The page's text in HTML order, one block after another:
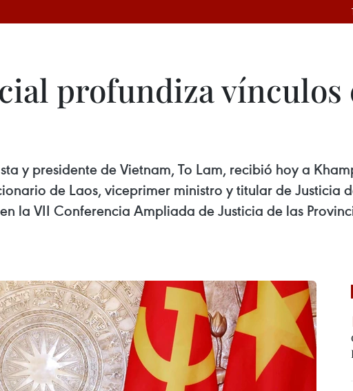
profundiza vínculos
y presidente de Vietnam, To Lam, recibió hoy a
de Laos, viceprimer ministro y titular de Justicia
la VII Conferencia Ampliada de Justicia de las